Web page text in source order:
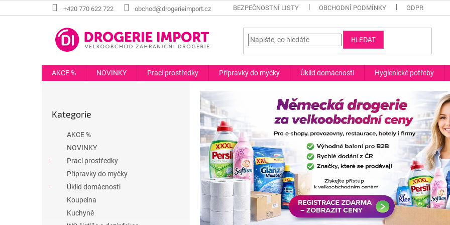
na
+420 770 622 722 obchod@drogerieimport.cz BEZPEČNOSTNÍ LISTY OBCHODNÍ PODMÍNKY GDPR
HLEDAT
AKCE % NOVINKY Prací prostředky Přípravky do myčky Úklid domácnosti Hygienické potřeby
kategorie
Kategorie
AKCE %
NOVINKY
Prací prostředky
Přípravky do myčky
Úklid domácnosti
Koupelna
Kuchyně